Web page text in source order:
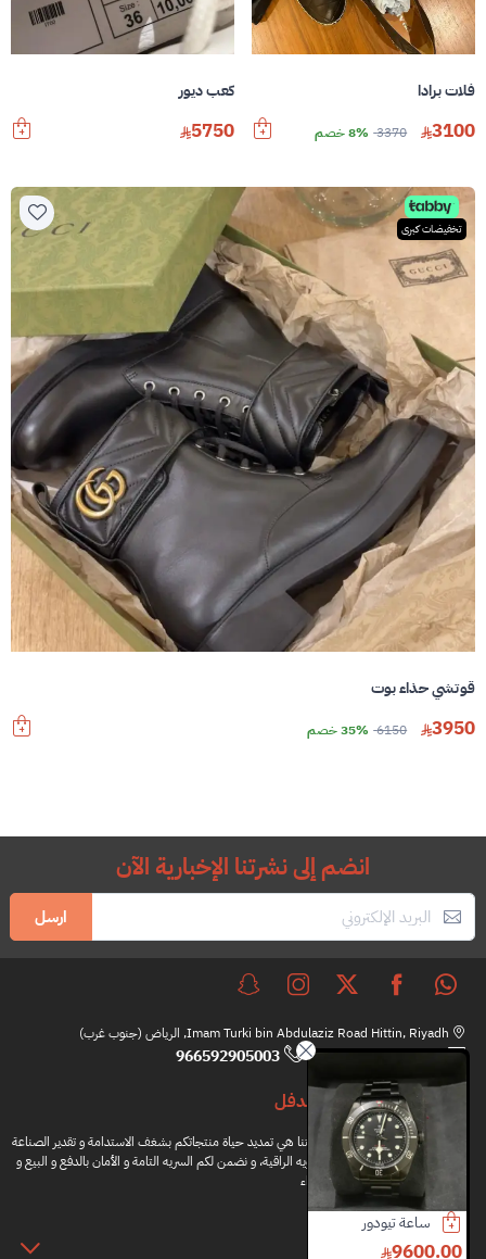
تيودور
فلات برادا
3100
3370 8% خصم
كعب ديور
5750
تخفيضات كبرى
قوتشي حذاء بوت
3950
6150 35% خصم
انضم إلى نشرتنا الإخبارية الآن
ارسل
Imam Turki bin Abdulaziz Road Hittin, Riyadh, الرياض (جنوب غرب)
hi@brandfull.com
966592905003
براندفل
مهمتنا هي تمديد حياة منتجاتكم بشغف الاستدامة و تقدير الصناعة
اليدويه الراقية، و نضمن لكم السريه التامة و الأمان بالدفع و البيع و
الشراء
المعلومات